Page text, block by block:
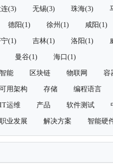
连(3) 无锡(3) 珠海(3)
德阳(1) 徐州(1) 咸阳(1)
(1) 吉林(1) 洛阳(1)
曼谷(1) 海口(1)
能 区块链 物联网 容
用架构 存储 编程语言
IT运维 产品 软件测试
职业发展 解决方案 智能硬